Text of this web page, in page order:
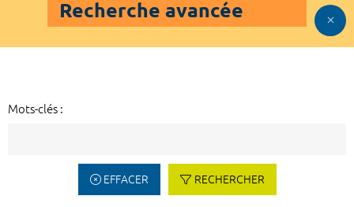
Recherche avancée
Mots-clés :
EFFACER RECHERCHER